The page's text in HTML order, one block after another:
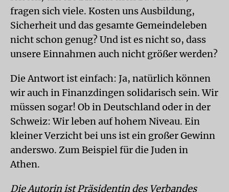
fragen sich viele. Kosten uns Ausbildung,
Sicherheit und das gesamte Gemeindeleben
nicht schon genug? Und ist es nicht so, dass
unsere Einnahmen auch nicht größer werden?
Die Antwort ist einfach: Ja, natürlich können
wir auch in Finanzdingen solidarisch sein. Wir
müssen sogar! Ob in Deutschland oder in der
Schweiz: Wir leben auf hohem Niveau. Ein
kleiner Verzicht bei uns ist ein großer Gewinn
anderswo. Zum Beispiel für die Juden in
Athen.
Die Autorin ist Präsidentin des Verbandes